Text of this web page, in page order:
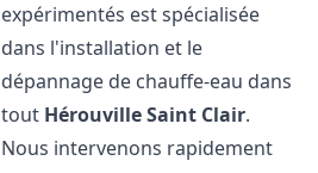
expérimentés est spécialisée
dans l'installation et le
dépannage de chauffe-eau dans
tout Hérouville Saint Clair.
Nous intervenons rapidement